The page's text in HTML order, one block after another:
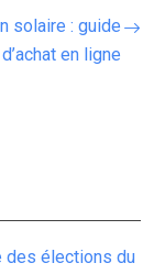
solaire : guide
d’achat en ligne
des élections du